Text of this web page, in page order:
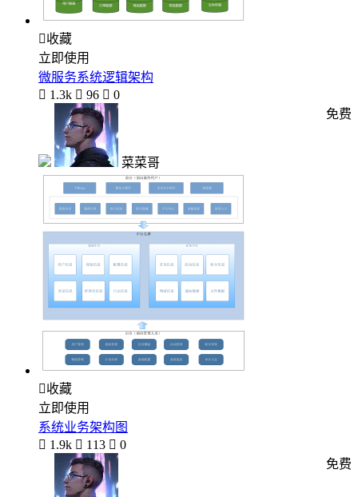
收藏
立即使用
微服务系统逻辑架构
 1.3k  96  0
菜菜哥
免费
收藏
立即使用
系统业务架构图
 1.9k  113  0
免费